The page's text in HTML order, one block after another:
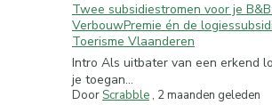
Twee subsidiestromen voor je
VerbouwPremie én de
Toerisme Vlaanderen
Intro Als uitbater van een erkend
je toegan...
DoorScrabble , 2 maanden geleden